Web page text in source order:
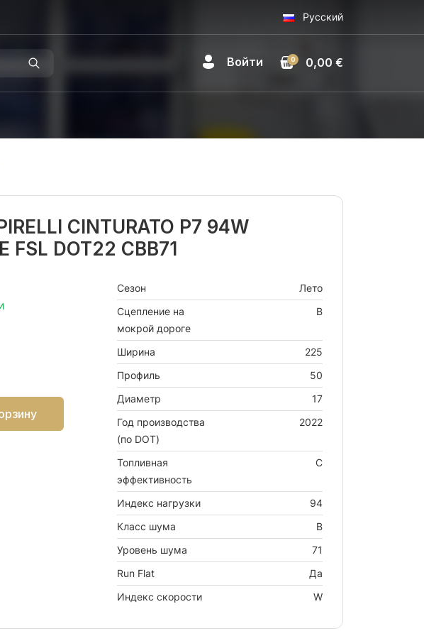
Русский
Войти 0,00 €
0
CINTURATO P7 94W
FSL DOT22 CBB71
Сезон
Лето
Сцепление на
мокрой дороге
B
Ширина
225
Профиль
50
Диаметр
17
Год производства
(по DOT)
2022
Топливная
эффективность
C
Индекс нагрузки
94
Класс шума
B
Уровень шума
71
Run Flat
Да
Индекс скорости
W